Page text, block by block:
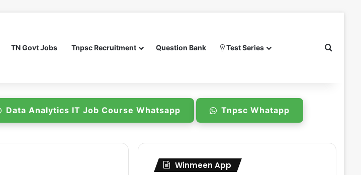
TN Govt Jobs Tnpsc Recruitment Question Bank Test Series
Data Analytics IT Job Course Whatsapp Tnpsc Whatapp
Winmeen App